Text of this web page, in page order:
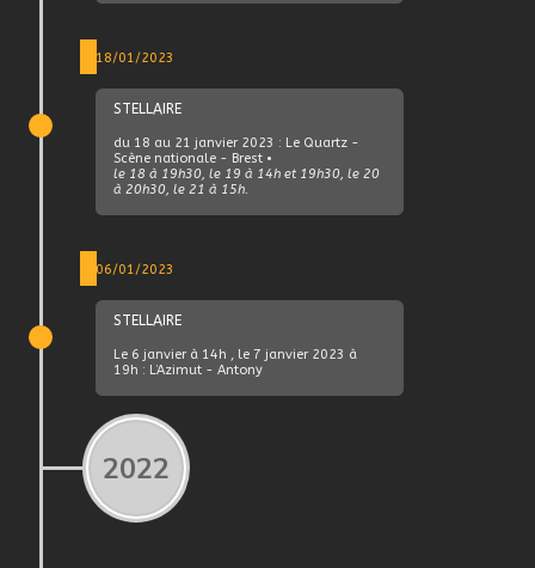
18/01/2023
STELLAIRE
du 18 au 21 janvier 2023 : Le Quartz -
Scène nationale - Brest •
le 18 à 19h30, le 19 à 14h et 19h30, le 20
à 20h30, le 21 à 15h.
06/01/2023
STELLAIRE
Le 6 janvier à 14h , le 7 janvier 2023 à
19h : L’Azimut - Antony
2022